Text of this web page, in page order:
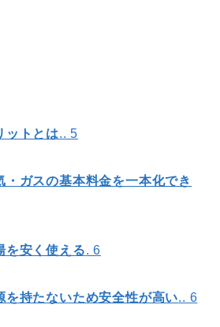
ットとは.. 5
・ガスの基本料金を一本化でき
を安く使える. 6
を持たないため安全性が高い.. 6